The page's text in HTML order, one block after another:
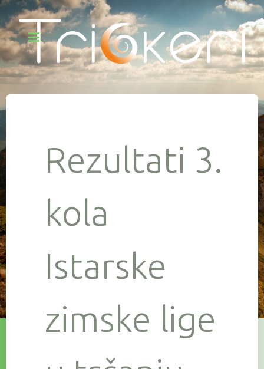
Rezultati 3.
kola
Istarske
zimske lige